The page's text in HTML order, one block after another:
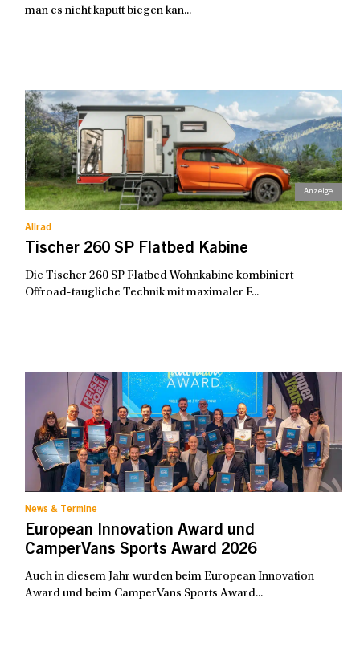
man es nicht kaputt biegen kan...
Allrad
Tischer 260 SP Flatbed Kabine
Die Tischer 260 SP Flatbed Wohnkabine kombiniert
Offroad-taugliche Technik mit maximaler F...
News & Termine
European Innovation Award und
CamperVans Sports Award 2026
Auch in diesem Jahr wurden beim European Innovation
Award und beim CamperVans Sports Award...